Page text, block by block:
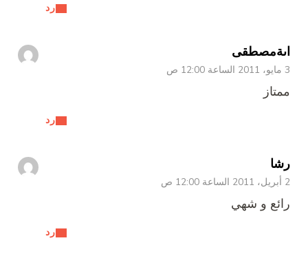
رد
اىةمصطقى
3 مايو، 2011 الساعة 12:00 ص
رد
ممتاز
رشا
2 أبريل، 2011 الساعة 12:00 ص
رد
رائع و شهي